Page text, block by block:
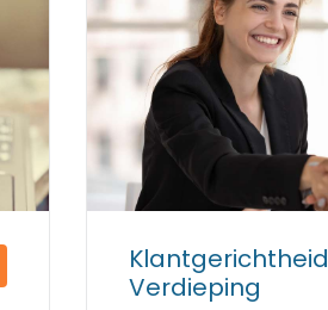
Klantgerichtheid
Verdieping